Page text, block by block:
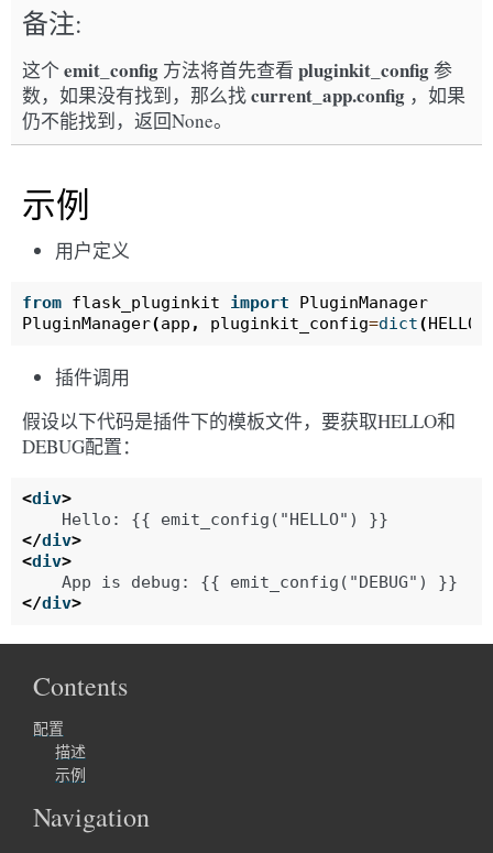
备注
这个emit_config 方法将首先查看 pluginkit_config 参
数，如果没有找到，那么找current_app.config ，如果
仍不能找到，返回None。
示例
用户定义
from flask_pluginkit import
PluginManager
PluginManager(app , pluginkit_config=dict(HELLO
插件调用
假设以下代码是插件下的模板文件，要获取HELLO和
DEBUG配置：
<div>
</div>
<div>
</div>
Contents
配置
描述
示例
Navigation